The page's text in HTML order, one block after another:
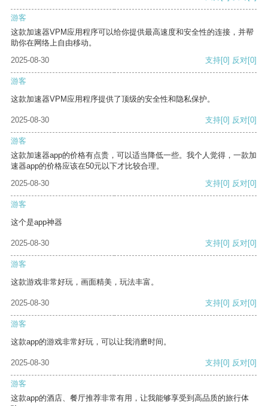
游客
这款加速器VPM应用程序可以给你提供最高速度和安全性的连接，并帮
助你在网络上自由移动。
2025-08-30
支持[0] 反对[0]
游客
这款加速器VPM应用程序提供了顶级的安全性和隐私保护。
2025-08-30 支持[0] 反对[0]
游客
这款加速器app的价格有点贵，可以适当降低一些。我个人觉得，一款加
速器app的价格应该在50元以下才比较合理。
2025-08-30
支持[0] 反对[0]
游客
这个是app神器
2025-08-30 支持[0] 反对[0]
游客
这款游戏非常好玩，画面精美，玩法丰富。
2025-08-30 支持[0] 反对[0]
游客
这款app的游戏非常好玩，可以让我消磨时间。
2025-08-30 支持[0] 反对[0]
游客
这款app的酒店、餐厅推荐非常有用，让我能够享受到高品质的旅行体